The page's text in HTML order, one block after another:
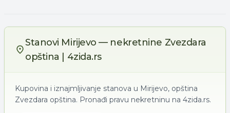
Stanovi Mirijevo — nekretnine Zvezdara
opština | 4zida.rs
Kupovina i iznajmljivanje stanova u Mirijevo, opština
Zvezdara opština. Pronađi pravu nekretninu na 4zida.rs.